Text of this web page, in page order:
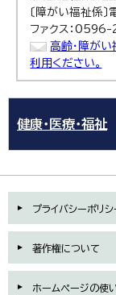
〔障がい福祉係
ファクス：
高齢・障が
利用ください。
健康・医療・福祉
プライバシーポリシ
著作権について
ホームページの使